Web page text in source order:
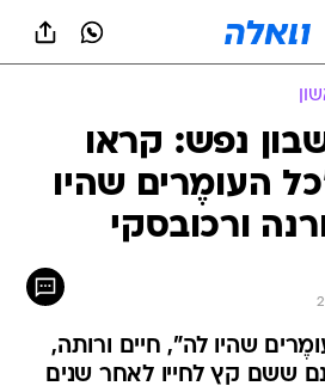
נפש: קראו
העומֶרים שהיו
ורכובסקי
שהיו לה", חיים ורותה,
ששם קץ לחייו לאחר שנים